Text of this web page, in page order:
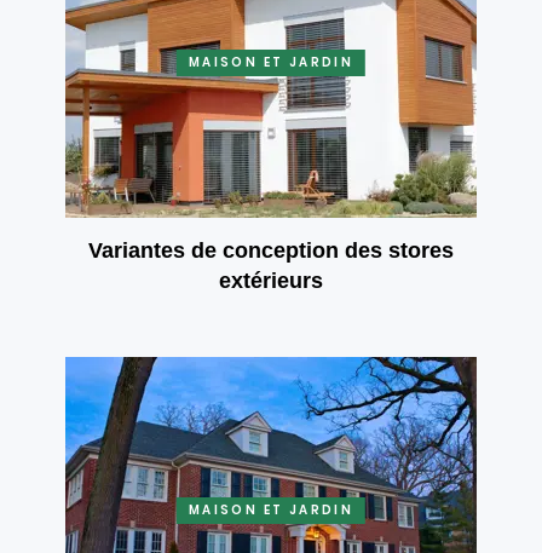
MAISON ET JARDIN
Variantes de conception des stores
extérieurs
MAISON ET JARDIN